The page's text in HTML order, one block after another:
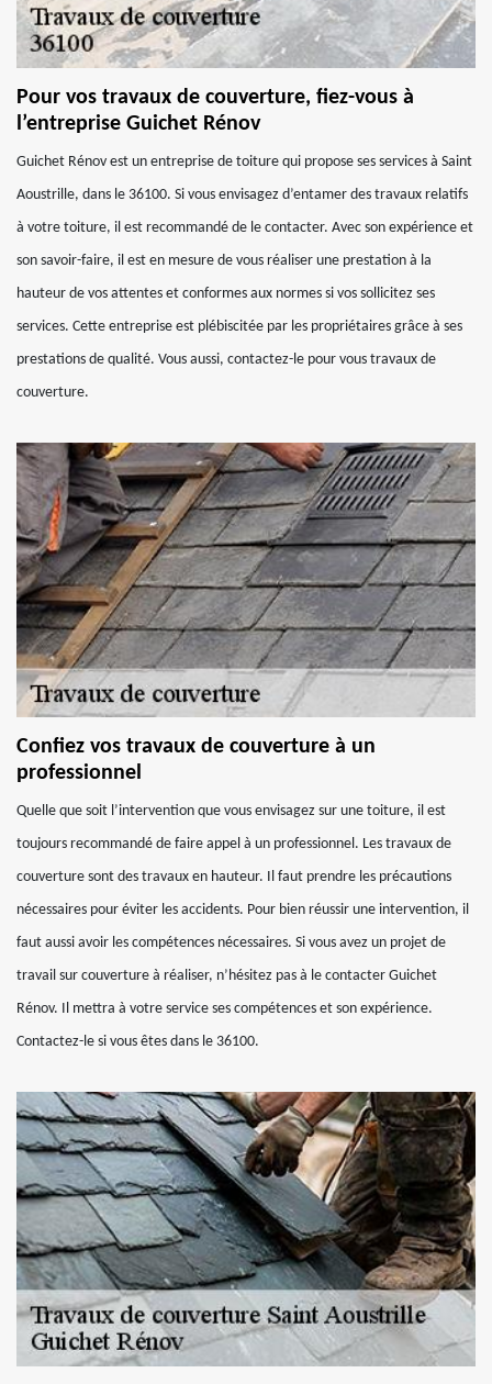
Pour vos travaux de couverture, fiez-vous à
l’entreprise Guichet Rénov
Guichet Rénov est un entreprise de toiture qui propose ses services à Saint
Aoustrille, dans le 36100. Si vous envisagez d’entamer des travaux relatifs
à votre toiture, il est recommandé de le contacter. Avec son expérience et
son savoir-faire, il est en mesure de vous réaliser une prestation à la
hauteur de vos attentes et conformes aux normes si vos sollicitez ses
services. Cette entreprise est plébiscitée par les propriétaires grâce à ses
prestations de qualité. Vous aussi, contactez-le pour vous travaux de
couverture.
Confiez vos travaux de couverture à un
professionnel
Quelle que soit l’intervention que vous envisagez sur une toiture, il est
toujours recommandé de faire appel à un professionnel. Les travaux de
couverture sont des travaux en hauteur. Il faut prendre les précautions
nécessaires pour éviter les accidents. Pour bien réussir une intervention, il
faut aussi avoir les compétences nécessaires. Si vous avez un projet de
travail sur couverture à réaliser, n’hésitez pas à le contacter Guichet
Rénov. Il mettra à votre service ses compétences et son expérience.
Contactez-le si vous êtes dans le 36100.